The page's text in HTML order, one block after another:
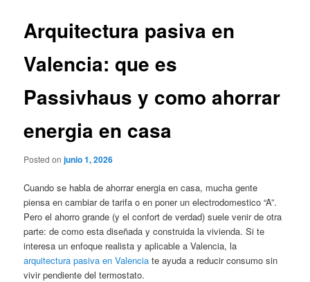
Arquitectura pasiva en
Valencia: que es
Passivhaus y como ahorrar
energia en casa
Posted onjunio 1, 2026
Cuando se habla de ahorrar energia en casa, mucha gente
piensa en cambiar de tarifa o en poner un electrodomestico “A”.
Pero el ahorro grande (y el confort de verdad) suele venir de otra
parte: de como esta diseñada y construida la vivienda. Si te
interesa un enfoque realista y aplicable a Valencia, la
arquitectura pasiva en Valencia te ayuda a reducir consumo sin
vivir pendiente del termostato.